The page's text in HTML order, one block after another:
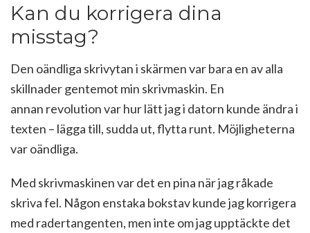
Kan du korrigera dina
misstag?
Den oändliga skrivytan i skärmen var bara en av alla
skillnader gentemot min skrivmaskin. En
annan revolution var hur lätt jag i datorn kunde ändra i
texten – lägga till, sudda ut, flytta runt. Möjligheterna
var oändliga.
Med skrivmaskinen var det en pina när jag råkade
skriva fel. Någon enstaka bokstav kunde jag korrigera
med radertangenten, men inte om jag upptäckte det